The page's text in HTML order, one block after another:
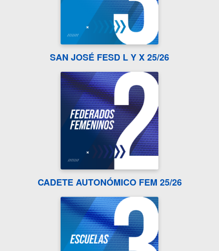
SAN JOSÉ FESD L Y X 25/26
CADETE AUTONÓMICO FEM 25/26